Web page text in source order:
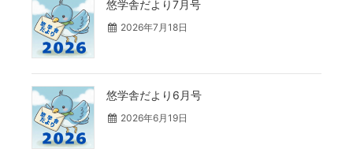
悠学舎だより7月号
2026年7月18日
悠学舎だより6月号
2026年6月19日